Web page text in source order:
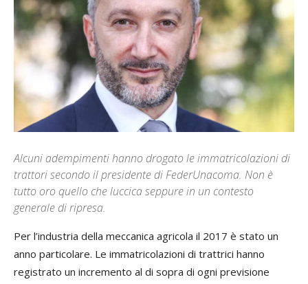
Alcuni adempimenti hanno drogato le immatricolazioni di
trattori secondo il presidente di FederUnacoma. Non è
tutto oro quello che luccica seppure in un contesto
generale di ripresa.
Per l’industria della meccanica agricola il 2017 è stato un
anno particolare. Le immatricolazioni di trattrici hanno
registrato un incremento al di sopra di ogni previsione